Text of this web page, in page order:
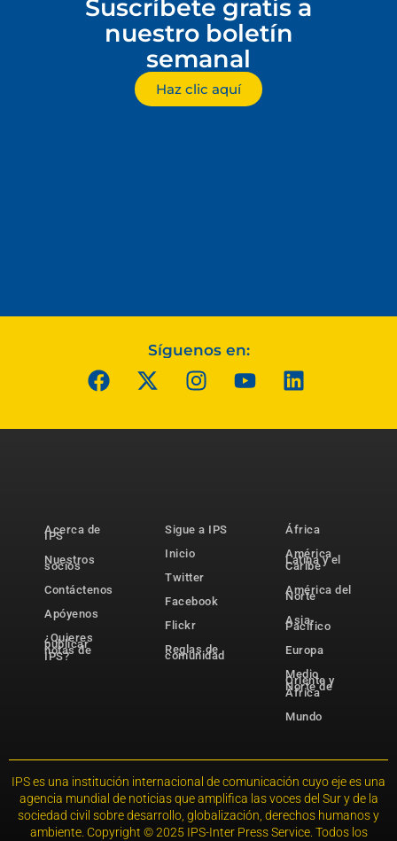
Suscríbete gratis a
nuestro boletín
semanal
Haz clic aquí
Síguenos en:
Acerca de
IPS
Nuestros
socios
Contáctenos
Apóyenos
¿Quieres
publicar
notas de
IPS?
Sigue a IPS
Inicio
Twitter
Facebook
Flickr
Reglas de
comunidad
África
América
Latina y el
Caribe
América del
Norte
Asia-
Pacífico
Europa
Medio
Oriente y
Norte de
África
Mundo
IPS es una institución internacional de comunicación cuyo eje es una
agencia mundial de noticias que amplifica las voces del Sur y de la
sociedad civil sobre desarrollo, globalización, derechos humanos y
ambiente. Copyright © 2025 IPS-Inter Press Service. Todos los